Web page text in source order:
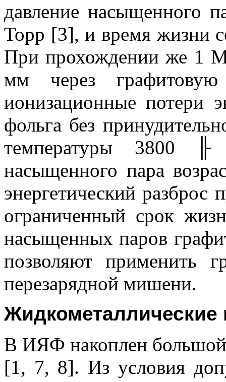
давление насыщенного
Торр [3], и время жизни
При прохождении же 1
мм через
ионизационные потери
фольга без
температуры 3800
╟
насыщенного пара
энергетический разброс
ограниченный срок
насыщенных паров
позволяют применить
перезарядной мишени.
В ИЯФ накоплен
[1, 7, 8]. Из условия